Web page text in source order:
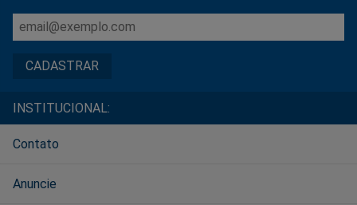
INSTITUCIONAL:
Contato
Anuncie